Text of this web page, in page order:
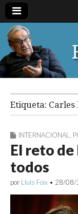
Etiqueta: Carles
INTERNACIONAL
El reto
todos
por Lluís Foix • 28/08/